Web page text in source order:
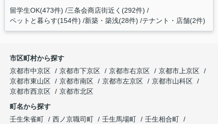
留学生OK(473件) 三条会商店街近く(292件)
ペットと暮らす(154件) 新築・築浅(28件) テナント・店舗(2件)
市区町村から探す
京都市中京区
京都市下京区 京都市右京区
京都市上京区
京都市東山区
京都市南区 京都市左京区
京都市山科区
京都市西京区
京都市北区
町名から探す
壬生朱雀町
西ノ京職司町 壬生馬場町
壬生相合町